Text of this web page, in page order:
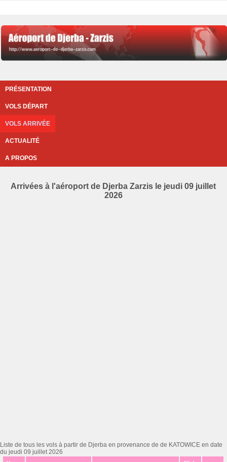
PRÉSENTATION
VOLS DÉPART
VOLS ARRIVÉE
ACTUALITÉ
A PROPOS
Arrivées à l'aéroport de Djerba Zarzis le jeudi 09 juillet
2026
Liste de tous les vols à partir de Djerba en provenance de de KATOWICE en date
du jeudi 09 juillet 2026